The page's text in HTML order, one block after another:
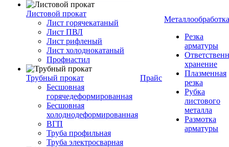
Листовой прокат
Лист горячекатаный
Лист ПВЛ
Лист рифленый
Лист холоднокатаный
Профнастил
Трубный прокат
Бесшовная
горячедеформированная
Бесшовная
холоднодеформированная
ВГП
Труба профильная
Труба электросварная
Прайс
Металлообработка
Резка
арматуры
хранение
Плазменная
резка
Рубка
листового
металла
Размотка
арматуры